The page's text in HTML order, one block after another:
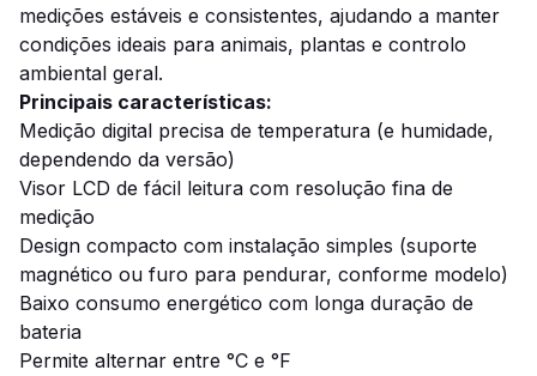
medições estáveis e consistentes, ajudando a manter
condições ideais para animais, plantas e controlo
ambiental geral.
Principais características:
Medição digital precisa de temperatura (e humidade,
dependendo da versão)
Visor LCD de fácil leitura com resolução fina de
medição
Design compacto com instalação simples (suporte
magnético ou furo para pendurar, conforme modelo)
Baixo consumo energético com longa duração de
bateria
Permite alternar entre °C e °F